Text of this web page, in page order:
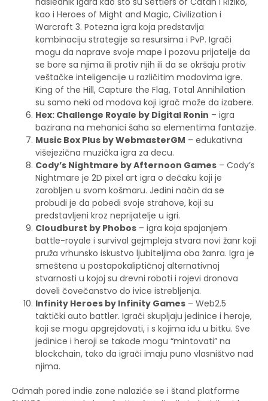
kao i Heroes of Might and Magic, Civilization i
Warcraft 3. Potezna igra koja predstavlja
kombinaciju strategije sa resursima i PvP. Igrači
mogu da naprave svoje mape i pozovu prijatelje da
se bore sa njima ili protiv njih ili da se okršaju protiv
veštačke inteligencije u različitim modovima igre.
King of the Hill, Capture the Flag, Total Annihilation
su samo neki od modova koji igrač može da izabere.
Hex: Challenge Royale by Digital Ronin – igra
bazirana na mehanici šaha sa elementima fantazije.
Music Box Plus by WebmasterGM – edukativna
višejezična muzička igra za decu.
Cody’s Nightmare by Afternoon Games – Cody’s
Nightmare je 2D pixel art igra o dečaku koji je
zarobljen u svom košmaru. Jedini način da se
probudi je da pobedi svoje strahove, koji su
predstavljeni kroz neprijatelje u igri.
Cloudburst by Phobos – igra koja spajanjem
battle-royale i survival gejmpleja stvara novi žanr koji
pruža vrhunsko iskustvo ljubiteljima oba žanra. Igra je
smeštena u postapokaliptičnoj alternativnoj
stvarnosti u kojoj su drevni roboti i rojevi dronova
doveli čovečanstvo do ivice istrebljenja.
Infinity Heroes by Infinity Games – Web2.5
taktički auto battler. Igrači skupljaju jedinice i heroje,
koji se mogu apgrejdovati, i s kojima idu u bitku. Sve
jedinice i heroji se takođe mogu “mintovati” na
blockchain, tako da igrači imaju puno vlasništvo nad
njima.
Odmah pored indie zone nalaziće se i štand platforme